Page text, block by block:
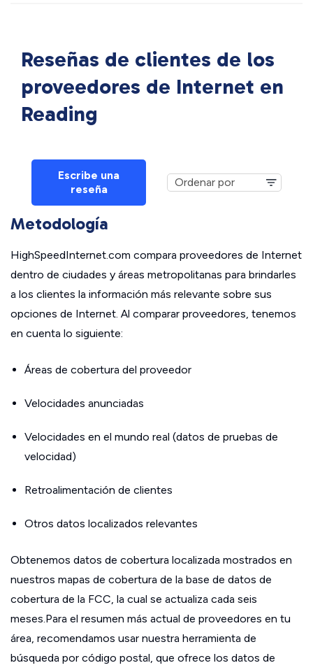
Reseñas de clientes de los
proveedores de Internet en
Reading
Escribe una
reseña
Metodología
HighSpeedInternet.com compara proveedores de Internet
dentro de ciudades y áreas metropolitanas para brindarles
a los clientes la información más relevante sobre sus
opciones de Internet. Al comparar proveedores, tenemos
en cuenta lo siguiente:
Áreas de cobertura del proveedor
Velocidades anunciadas
Velocidades en el mundo real (datos de pruebas de
velocidad)
Retroalimentación de clientes
Otros datos localizados relevantes
Obtenemos datos de cobertura localizada mostrados en
nuestros mapas de cobertura de la base de datos de
cobertura de la FCC, la cual se actualiza cada seis
meses.Para el resumen más actual de proveedores en tu
área, recomendamos usar nuestra herramienta de
búsqueda por código postal, que ofrece los datos de